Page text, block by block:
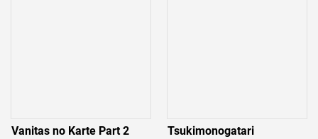
Vanitas no Karte Part 2 Tsukimonogatari